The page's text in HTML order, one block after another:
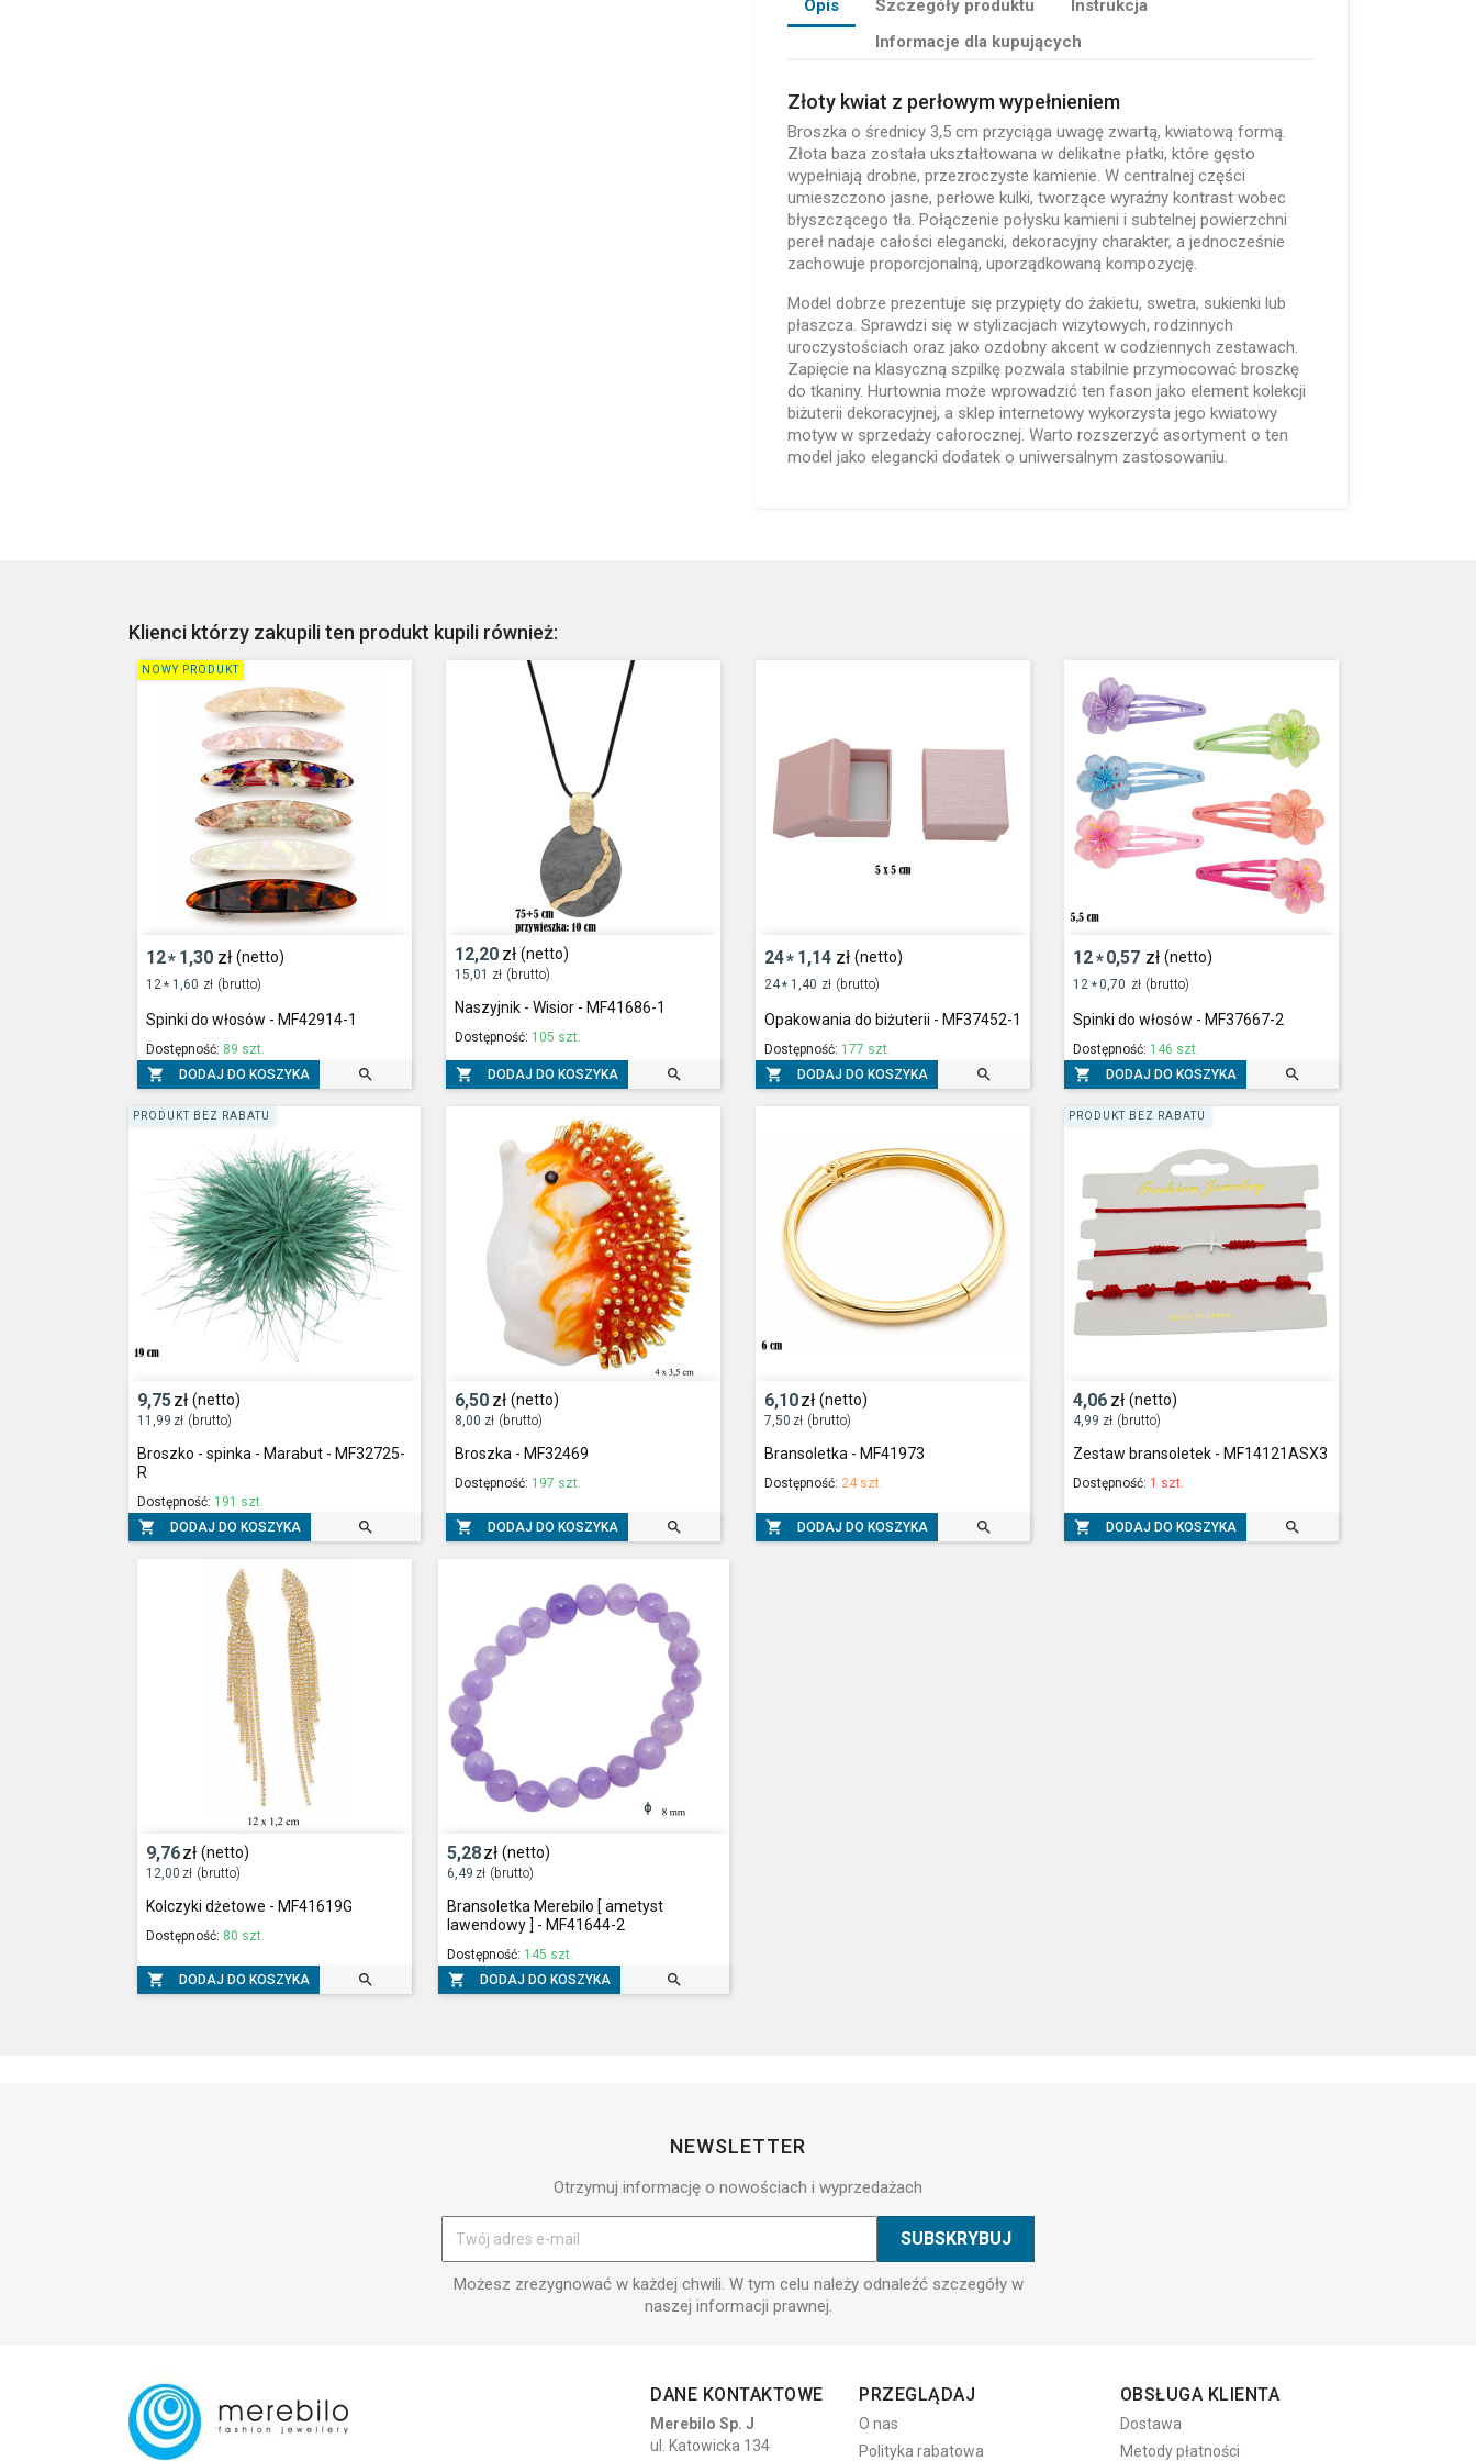
Opis Szczegóły produktu
Instrukcja
Informacje dla kupujących
Złoty kwiat z perłowym wypełnieniem
Broszka o średnicy 3,5 cm przyciąga uwagę zwartą, kwiatową formą.
Złota baza została ukształtowana w delikatne płatki, które gęsto
wypełniają drobne, przezroczyste kamienie. W centralnej części
umieszczono jasne, perłowe kulki, tworzące wyraźny kontrast wobec
błyszczącego tła. Połączenie połysku kamieni i subtelnej powierzchni
pereł nadaje całości elegancki, dekoracyjny charakter, a jednocześnie
zachowuje proporcjonalną, uporządkowaną kompozycję.
Model dobrze prezentuje się przypięty do żakietu, swetra, sukienki lub
płaszcza. Sprawdzi się w stylizacjach wizytowych, rodzinnych
uroczystościach oraz jako ozdobny akcent w codziennych zestawach.
Zapięcie na klasyczną szpilkę pozwala stabilnie przymocować broszkę
do tkaniny. Hurtownia może wprowadzić ten fason jako element kolekcji
biżuterii dekoracyjnej, a sklep internetowy wykorzysta jego kwiatowy
motyw w sprzedaży całorocznej. Warto rozszerzyć asortyment o ten
model jako elegancki dodatek o uniwersalnym zastosowaniu.
Klienci którzy zakupili ten produkt kupili również:
12* 1,30 zł (netto)
12 * 1,60 zł (brutto)
Spinki do włosów - MF42914-1
Dostępność: 89 szt.
 DODAJ DO KOSZYKA 
NOWY PRODUKT
12,20 zł (netto)
15,01 zł (brutto)
Naszyjnik - Wisior - MF41686-1
Dostępność: 105 szt.
 DODAJ DO KOSZYKA 
24* 1,14 zł (netto)
24* 1,40 zł (brutto)
Opakowania do biżuterii - MF37452-1
Dostępność: 177 szt.
 DODAJ DO KOSZYKA 
12*0,57 zł (netto)
12 *0,70 zł (brutto)
Spinki do włosów - MF37667-2
Dostępność: 146 szt.
 DODAJ DO KOSZYKA 
9,75zł (netto)
11,99 zł (brutto)
Broszko - spinka - Marabut - MF32725-
R
Dostępność: 191 szt.
 DODAJ DO KOSZYKA 
PRODUKT BEZ RABATU
6,50 zł (netto)
8,00 zł (brutto)
Broszka - MF32469
Dostępność: 197 szt.
 DODAJ DO KOSZYKA 
6,10zł (netto)
7,50 zł (brutto)
Bransoletka - MF41973
Dostępność: 24 szt.
 DODAJ DO KOSZYKA 
4,06 zł (netto)
4,99 zł (brutto)
Zestaw bransoletek - MF14121ASX3
Dostępność: 1 szt.
 DODAJ DO KOSZYKA 
PRODUKT BEZ RABATU
9,76zł (netto)
12,00 zł (brutto)
Kolczyki dżetowe - MF41619G
Dostępność: 80 szt.
 DODAJ DO KOSZYKA 
5,28zł (netto)
6,49 zł (brutto)
Bransoletka Merebilo [ ametyst
lawendowy ] - MF41644-2
Dostępność: 145 szt.
 DODAJ DO KOSZYKA 
NEWSLETTER
Otrzymuj informację o nowościach i wyprzedażach
Możesz zrezygnować w każdej chwili. W tym celu należy odnaleźć szczegóły w
naszej informacji prawnej.
DANE KONTAKTOWE
Merebilo Sp. J
ul. Katowicka 134
PRZEGLĄDAJ
O nas
Polityka rabatowa
OBSŁUGA KLIENTA
Dostawa
Metody płatności